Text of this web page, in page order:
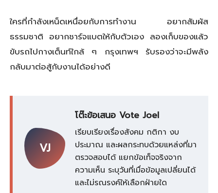
ใครที่กำลังเหน็ดเหนื่อยกับการทำงาน อยากสัมผัส
ธรรมชาติ อยากชาร์จแบตให้กับตัวเอง ลองเก็บของแล้ว
ขับรถไปกางเต็นท์ใกล้ ๆ กรุงเทพฯ รับรองว่าจะมีพลัง
กลับมาต่อสู้กับงานได้อย่างดี
VJ
โต๊ะข้อเสนอ Vote Joel
เรียบเรียงเรื่องสังคม กติกา งบ
ประมาณ และผลกระทบด้วยแหล่งที่มา
ตรวจสอบได้ แยกข้อเท็จจริงจาก
ความเห็น ระบุวันที่เมื่อข้อมูลเปลี่ยนได้
และไม่รณรงค์ให้เลือกฝ่ายใด